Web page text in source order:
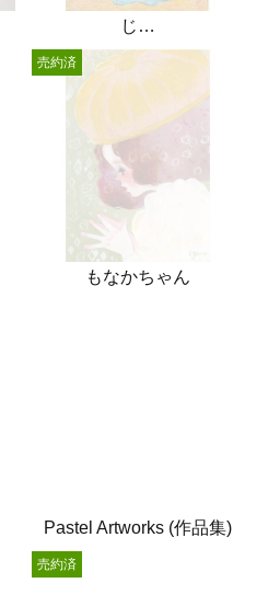
じ…
もなかちゃん
売約済
Pastel Artworks (作品集)
売約済